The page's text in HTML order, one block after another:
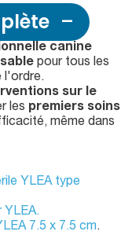
canine
pour tous les
l'ordre.
sur le
les premiers soins
même dans
YLEA type
YLEA.
7.5 x 7.5 cm.